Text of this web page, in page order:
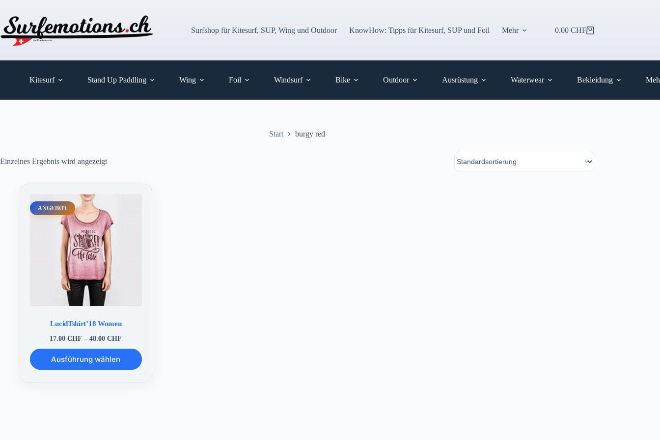
springen
Surfshop für Kitesurf, SUP, Wing und Outdoor
KnowHow: Tipps für Kitesurf, SUP und Foil Mehr Warenkorb
0.00 CHF
Kitesurf Stand Up Paddling Wing Foil Windsurf Bike Outdoor Ausrüstung Waterwear Bekleidung
Start burgy red
Einzelnes Ergebnis wird angezeigt
ANGEBOT
LucidTshirt’18 Women
17.00CHF –48.00CHF
48.00 CHF
Ausführung wählen
Dieses
Produkt
weist